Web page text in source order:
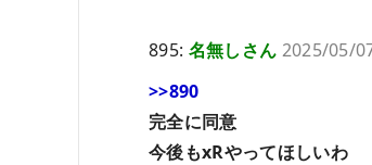
895: 名無しさん 2025/05/
>>890
完全に同意
今後もxRやってほしいわ